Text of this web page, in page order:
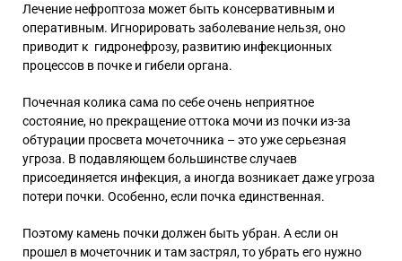
Лечение нефроптоза может быть консервативным и
оперативным. Игнорировать заболевание нельзя, оно
приводит к гидронефрозу, развитию инфекционных
процессов в почке и гибели органа.
Почечная колика сама по себе очень неприятное
состояние, но прекращение оттока мочи из почки из-за
обтурации просвета мочеточника – это уже серьезная
угроза. В подавляющем большинстве случаев
присоединяется инфекция, а иногда возникает даже угроза
потери почки. Особенно, если почка единственная.
Поэтому камень почки должен быть убран. А если он
прошел в мочеточник и там застрял, то убрать его нужно